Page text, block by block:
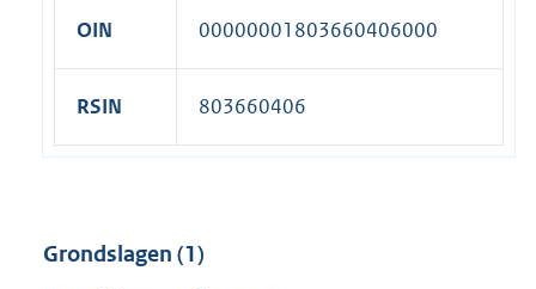
OIN 00000001803660406000
RSIN 803660406
Grondslagen (1)